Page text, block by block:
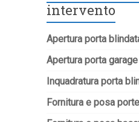
intervento
Apertura porta
Apertura porta
Inquadratura porta
Fornitura e posa